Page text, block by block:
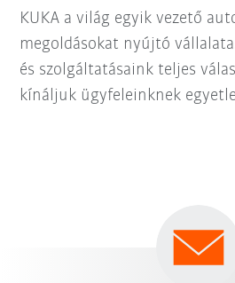
KUKA a világ egyik vezető
megoldásokat nyújtó
és szolgáltatásaink teljes
kínáljuk ügyfeleinknek